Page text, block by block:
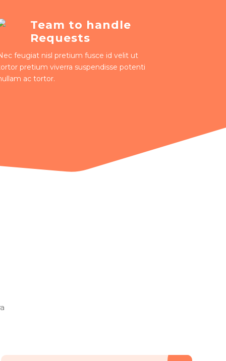
Team to handle
Requests
feugiat nisl pretium fusce id velit ut
pretium viverra suspendisse potenti
ac tortor.